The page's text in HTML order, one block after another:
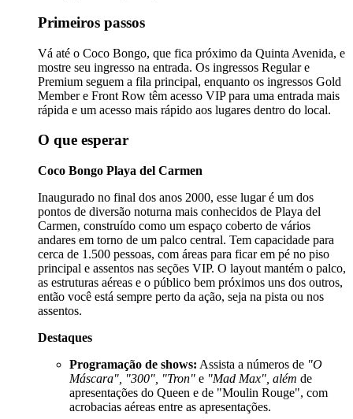
Primeiros passos
Vá até o Coco Bongo, que fica próximo da Quinta Avenida, e
mostre seu ingresso na entrada. Os ingressos Regular e
Premium seguem a fila principal, enquanto os ingressos Gold
Member e Front Row têm acesso VIP para uma entrada mais
rápida e um acesso mais rápido aos lugares dentro do local.
O que esperar
Coco Bongo Playa del Carmen
Inaugurado no final dos anos 2000, esse lugar é um dos
pontos de diversão noturna mais conhecidos de Playa del
Carmen, construído como um espaço coberto de vários
andares em torno de um palco central. Tem capacidade para
cerca de 1.500 pessoas, com áreas para ficar em pé no piso
principal e assentos nas seções VIP. O layout mantém o palco,
as estruturas aéreas e o público bem próximos uns dos outros,
então você está sempre perto da ação, seja na pista ou nos
assentos.
Destaques
Programação de shows: Assista a números de "O
Máscara", "300", "Tron" e "Mad Max", além de
apresentações do Queen e de "Moulin Rouge", com
acrobacias aéreas entre as apresentações.